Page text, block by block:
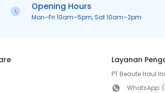
Opening Hours
Mon–Fri 10am–5pm, Sat 10am–2pm
Layanan
PT Beaute Haul
WhatsApp: